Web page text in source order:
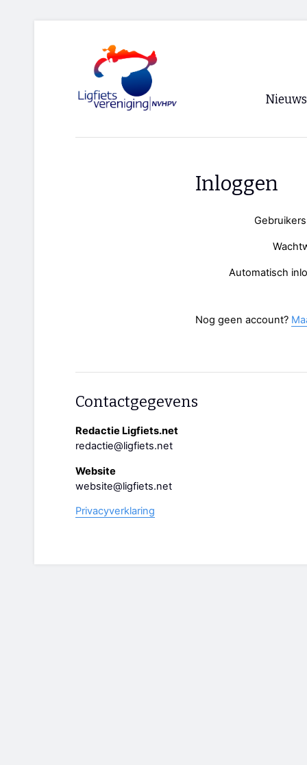
Nieuws
Inloggen
Automatisch
Nog geen account?
Contactgegevens
Redactie Ligfiets.net
redactie@ligfiets.net
Website
website@ligfiets.net
Privacyverklaring